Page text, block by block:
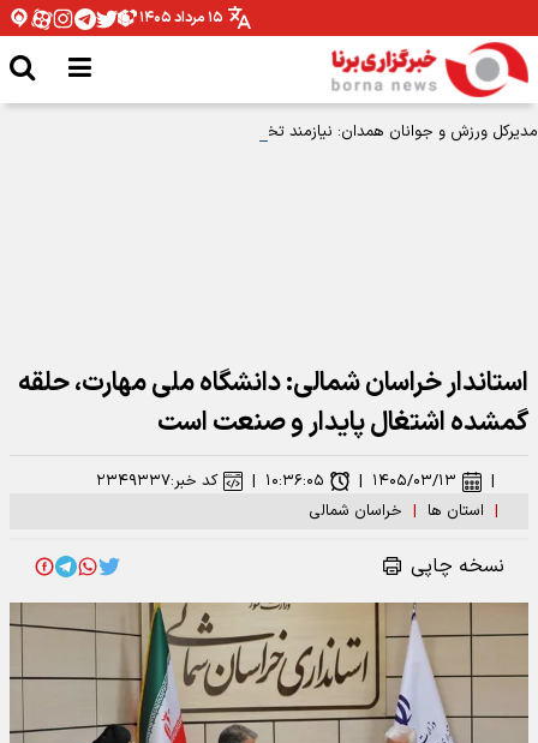
۱۵ مرداد ۱۴۰۵
مدیرکل ورزش و جوانان همدان: نیازمند تخصیص بودجه برای اتمام پروژه ها هستیم
استاندار خراسان شمالی: دانشگاه ملی مهارت، حلقه
گمشده اشتغال پایدار و صنعت است
| استان ها | خراسان شمالی
| ۱۴۰۵/۰۳/۱۳ | ۱۰:۳۶:۰۵ | کد خبر:۲۳۴۹۳۳۷
نسخه چاپی